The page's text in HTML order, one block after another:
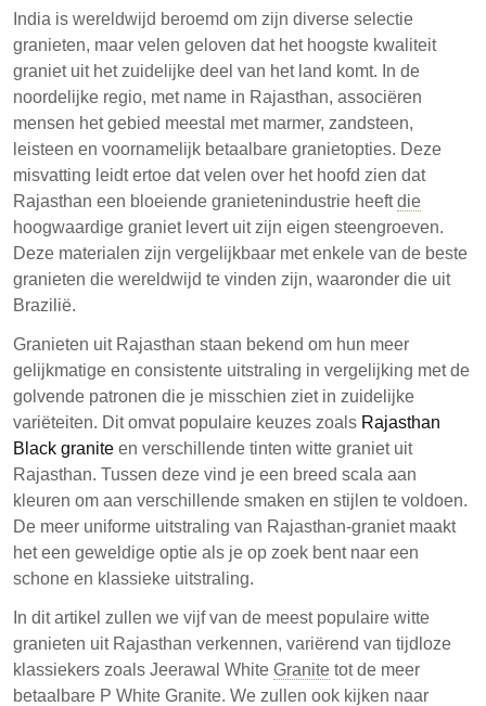
granietindustrie, met hoogwaardige opties die
concurreren met die uit Zuid-India en Brazilië. Het
artikel belicht vijf populaire witte granieten uit
Rajasthan, waaronder Jeerawal White en Alaska
White, elk met unieke kenmerken en toepassingen.
Deze granieten worden steeds meer erkend om hun
uniforme uitstraling en betaalbaarheid.
De granietindustrie van Rajasthan groeit en biedt
hoogwaardige opties die vaak over het hoofd
worden gezien ten gunste van zuidelijke
variëteiten.
Jeerawal White, S White, C White, P White en
Alaska White.
Deze granieten zijn geschikt voor verschillende
toepassingen, van werkbladen tot vloeren, met
concurrerende prijzen.
De granietaanbiedingen van Rajasthan krijgen
erkenning voor hun kwaliteit en variëteit, waardoor ze
een levensvatbare keuze zijn voor consumenten.
India is wereldwijd beroemd om zijn diverse selectie
granieten, maar velen geloven dat het hoogste kwaliteit
graniet uit het zuidelijke deel van het land komt. In de
noordelijke regio, met name in Rajasthan, associëren
mensen het gebied meestal met marmer, zandsteen,
leisteen en voornamelijk betaalbare granietopties. Deze
misvatting leidt ertoe dat velen over het hoofd zien dat
Rajasthan een bloeiende granietenindustrie heeftdie
hoogwaardige graniet levert uit zijn eigen steengroeven.
Deze materialen zijn vergelijkbaar met enkele van de beste
granieten die wereldwijd te vinden zijn, waaronder die uit
Brazilië.
Granieten uit Rajasthan staan bekend om hun meer
gelijkmatige en consistente uitstraling in vergelijking met de
golvende patronen die je misschien ziet in zuidelijke
variëteiten. Dit omvat populaire keuzes zoals Rajasthan
Black granite en verschillende tinten witte graniet uit
Rajasthan. Tussen deze vind je een breed scala aan
kleuren om aan verschillende smaken en stijlen te voldoen.
De meer uniforme uitstraling van Rajasthan-graniet maakt
het een geweldige optie als je op zoek bent naar een
schone en klassieke uitstraling.
In dit artikel zullen we vijf van de meest populaire witte
granieten uit Rajasthan verkennen, variërend van tijdloze
klassiekers zoals Jeerawal White Granite tot de meer
betaalbare P White Granite. We zullen ook kijken naar